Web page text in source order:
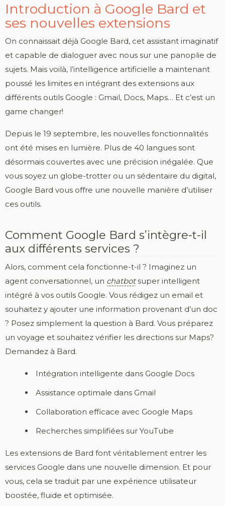
Introduction à Google Bard et
ses nouvelles extensions
On connaissait déjà Google Bard, cet assistant imaginatif
et capable de dialoguer avec nous sur une panoplie de
sujets. Mais voilà, l’intelligence artificielle a maintenant
poussé les limites en intégrant des extensions aux
différents outils Google : Gmail, Docs, Maps… Et c’est un
game changer!
Depuis le 19 septembre, les nouvelles fonctionnalités
ont été mises en lumière. Plus de 40 langues sont
désormais couvertes avec une précision inégalée. Que
vous soyez un globe-trotter ou un sédentaire du digital,
Google Bard vous offre une nouvelle manière d’utiliser
ces outils.
Comment Google Bard s’intègre-t-il
aux différents services ?
Alors, comment cela fonctionne-t-il ? Imaginez un
agent conversationnel, un chatbotsuper intelligent
intégré à vos outils Google. Vous rédigez un email et
souhaitez y ajouter une information provenant d’un doc
? Posez simplement la question à Bard. Vous préparez
un voyage et souhaitez vérifier les directions sur Maps?
Demandez à Bard.
Intégration intelligente dans Google Docs
Assistance optimale dans Gmail
Collaboration efficace avec Google Maps
Recherches simplifiées sur YouTube
Les extensions de Bard font véritablement entrer les
services Google dans une nouvelle dimension. Et pour
vous, cela se traduit par une expérience utilisateur
boostée, fluide et optimisée.